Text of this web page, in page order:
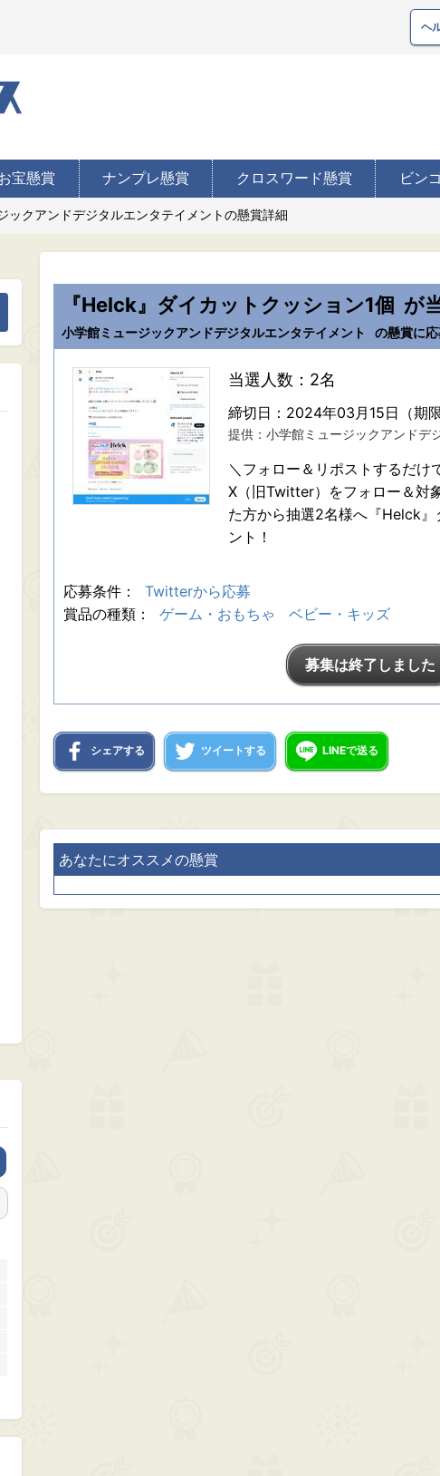
ヘ
宝懸賞 ナンプレ懸賞 クロスワード懸賞 ビン
ックアンドデジタルエンタテイメントの懸賞詳細
『Helck』ダイカットクッション1個 が
小学館ミュージックアンドデジタルエンタテイメント の懸賞に応
当選人数：2名
締切日：2024年03月15日（期限
提供：小学館ミュージックアンドデ
＼フォロー＆リポストするだ
X（旧Twitter）をフォロー＆対
た方から抽選2名様へ『Helck
ント！
応募条件：
Twitterから応募
賞品の種類：
ゲーム・おもちゃ ベビー・キッズ
募集は終了しました
シェアする ツイートする LINEで送る
あなたにオススメの懸賞